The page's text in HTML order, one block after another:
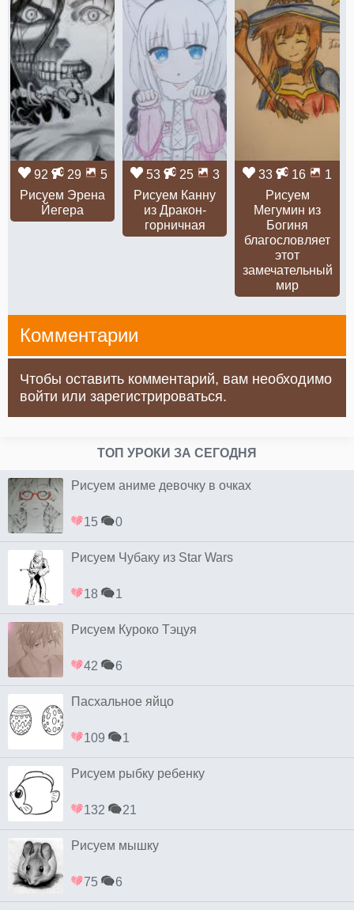
92 29
5
Рисуем Эрена
Йегера
53 25
3
Рисуем Канну
из Дракон-
горничная
33 16
1
Рисуем
Мегумин из
Богиня
благословляет
этот
замечательный
мир
Комментарии
Чтобы оставить комментарий, вам необходимо
войти или зарегистрироваться.
ТОП УРОКИ ЗА СЕГОДНЯ
Рисуем аниме девочку в очках
15 0
Рисуем Чубаку из Star Wars
18 1
Рисуем Куроко Тэцуя
42 6
Пасхальное яйцо
109 1
Рисуем рыбку ребенку
132 21
Рисуем мышку
75 6